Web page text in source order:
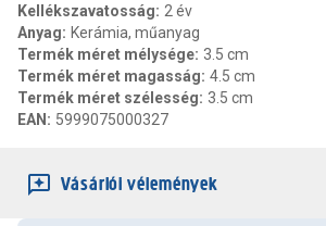
Kellékszavatosság: 2 év
Anyag: Kerámia, műanyag
Termék méret mélysége: 3.5 cm
Termék méret magasság: 4.5 cm
Termék méret szélesség: 3.5 cm
EAN : 5999075000327
Vásárlói vélemények